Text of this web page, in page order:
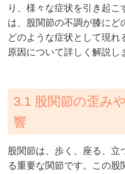
り、様々な症状を引き起
は、股関節の不調が膝にど
どのような症状として現れ
原因について詳しく解説し
3.1 股関節の歪み
響
股関節は、歩く、座る、立
る重要な関節です。この股